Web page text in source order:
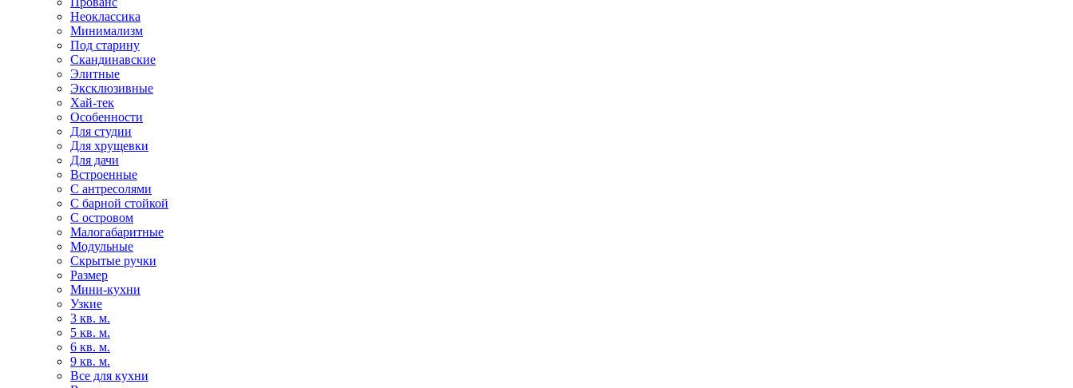
Неоклассика
Минимализм
Под старину
Скандинавские
Элитные
Эксклюзивные
Хай-тек
Особенности
Для студии
Для хрущевки
Для дачи
Встроенные
С антресолями
С барной стойкой
С островом
Малогабаритные
Модульные
Скрытые ручки
Размер
Мини-кухни
Узкие
3 кв. м.
5 кв. м.
6 кв. м.
9 кв. м.
Все для кухни